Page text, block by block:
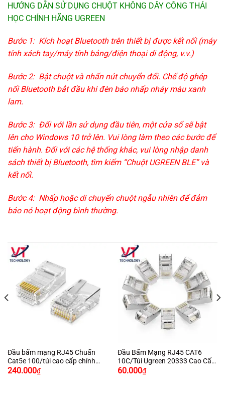
HƯỚNG DẪN SỬ DỤNG CHUỘT KHÔNG DÂY CÔNG THÁI
HỌC CHÍNH HÃNG UGREEN
Bước 1: Kích hoạt Bluetooth trên thiết bị được kết nối (máy
tính xách tay/máy tính bảng/điện thoại di động, v.v.)
Bước 2: Bật chuột và nhấn nút chuyển đổi. Chế độ ghép
nối Bluetooth bắt đầu khi đèn báo nhấp nháy màu xanh
lam.
Bước 3: Đối với lần sử dụng đầu tiên, một cửa sổ sẽ bật
lên cho Windows 10 trở lên. Vui lòng làm theo các bước để
tiến hành. Đối với các hệ thống khác, vui lòng nhập danh
sách thiết bị Bluetooth, tìm kiếm “Chuột UGREEN BLE” và
kết nối.
Bước 4: Nhấp hoặc di chuyển chuột ngẫu nhiên để đảm
bảo nó hoạt động bình thường.
Đầu bấm mạng RJ45 Chuẩn
Cat5e 100/túi cao cấp chính
hãng Ugreen 50246 cao cấp
240.000₫
Đầu Bấm Mạng RJ45 CAT6
10C/Túi Ugreen 20333 Cao Cấp
Chính Hãng Ugreen
60.000₫